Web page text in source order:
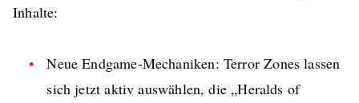
Inhalte:
Neue Endgame-Mechaniken: Terror Zones lassen
sich jetzt aktiv auswählen, die „Heralds of